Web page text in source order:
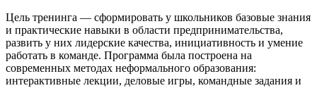
Цель тренинга — сформировать у школьников базовые знания
и практические навыки в области предпринимательства,
развить у них лидерские качества, инициативность и умение
работать в команде. Программа была построена на
современных методах неформального образования:
интерактивные лекции, деловые игры, командные задания и